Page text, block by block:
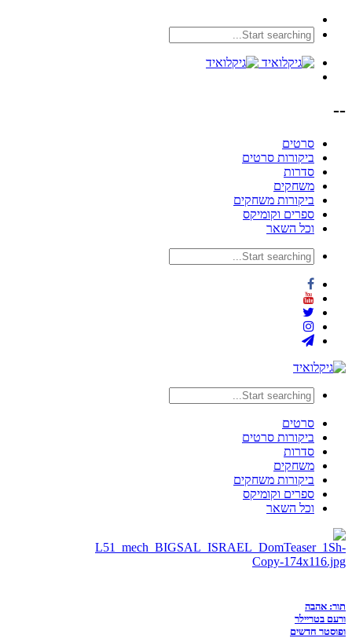
--
סרטים
ביקורות סרטים
סדרות
משחקים
ביקורות משחקים
ספרים וקומיקס
וכל השאר
סרטים
ביקורות סרטים
סדרות
משחקים
ביקורות משחקים
ספרים וקומיקס
וכל השאר
תור: אהבה
ורעם בטריילר
ופוסטר חדשים